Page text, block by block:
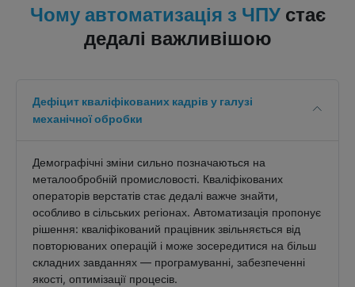
Чому автоматизація з ЧПУстає
дедалі важливішою
Дефіцит кваліфікованих кадрів у галузі
механічної обробки
Демографічні зміни сильно позначаються на
металообробній промисловості. Кваліфікованих
операторів верстатів стає дедалі важче знайти,
особливо в сільських регіонах. Автоматизація пропонує
рішення: кваліфікований працівник звільняється від
повторюваних операцій і може зосередитися на більш
складних завданнях — програмуванні, забезпеченні
якості, оптимізації процесів.